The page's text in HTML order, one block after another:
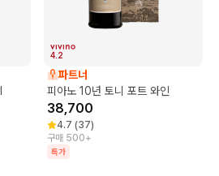
4.2
파트너
피아노 10년 토니 포트 와인
38,700
4.7 (37)
구매 500+
특가